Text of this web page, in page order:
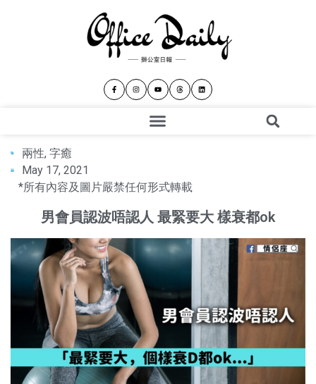
兩性, 字癒
May 17, 2021
*所有內容及圖片嚴禁任何形式轉載
男會員認波唔認人 最緊要大 樣衰都ok